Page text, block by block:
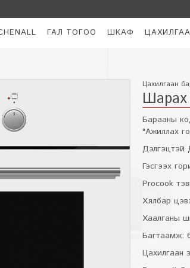
ГАЛ ТОГОО ШКАФ
Цахилгаан
Шарах
Барааны
"Ажиллах
Дэлгэцтэй
Гэсгээх
Procook
Хялбар
Хаалганы
Багтаамж:
Цахилгаан